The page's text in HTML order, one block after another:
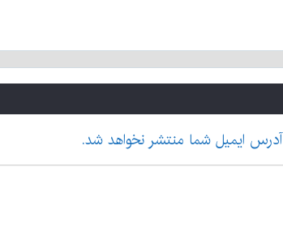
آدرس ایمیل شما منتشر نخواهد شد.